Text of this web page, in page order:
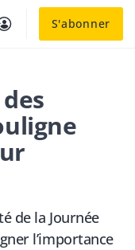
S'abonner
de la Journée
l’importance